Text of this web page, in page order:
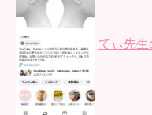
てぃ先